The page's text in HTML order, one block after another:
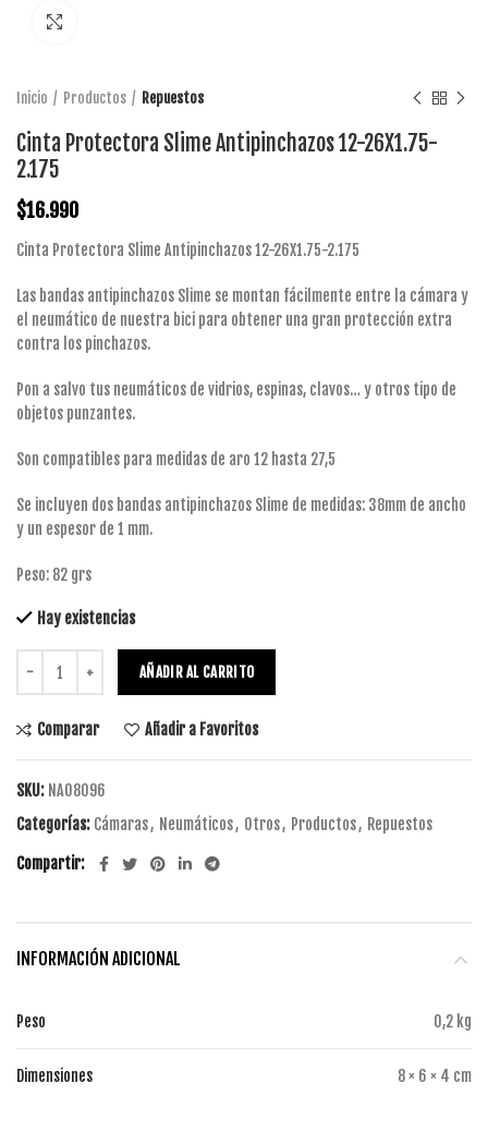
Inicio Productos Repuestos
Cinta Protectora Slime Antipinchazos 12-26X1.75-
2.175
$16.990
Cinta Protectora Slime Antipinchazos 12-26X1.75-2.175
Las bandas antipinchazos Slime se montan fácilmente entre la cámara y
el neumático de nuestra bici para obtener una gran protección extra
contra los pinchazos.
Pon a salvo tus neumáticos de vidrios, espinas, clavos… y otros tipo de
objetos punzantes.
Son compatibles para medidas de aro 12 hasta 27,5
Se incluyen dos bandas antipinchazos Slime de medidas: 38mm de ancho
y un espesor de 1 mm.
Peso: 82 grs
Hay existencias
AÑADIR AL CARRITO
Comparar Añadir a Favoritos
SKU: NA08096
Categorías: Cámaras, Neumáticos, Otros, Productos, Repuestos
Compartir
INFORMACIÓN ADICIONAL
Peso 0,2 kg
Dimensiones 8 × 6 × 4 cm